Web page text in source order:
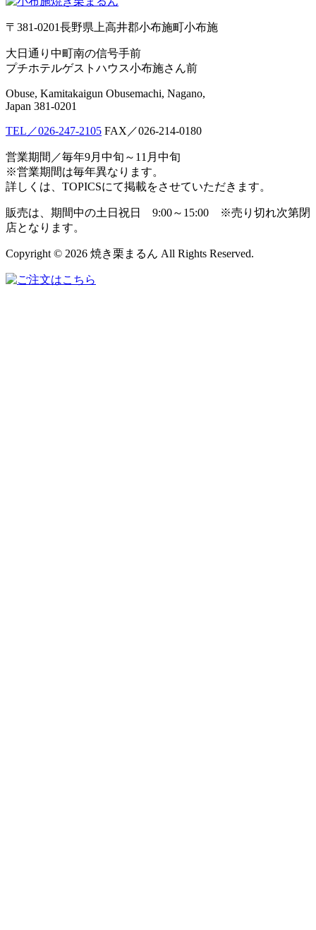
〒381-0201長野県上高井郡小布施町小布施
大日通り中町南の信号手前
プチホテルゲストハウス小布施さん前
Obuse, Kamitakaigun Obusemachi, Nagano,
Japan 381-0201
TEL／026-247-2105 FAX／026-214-0180
営業期間／毎年9月中旬～11月中旬
※営業期間は毎年異なります。
詳しくは、TOPICSにて掲載をさせていただきます。
販売は、期間中の土日祝日 9:00～15:00 ※売り切れ次第閉
店となります。
Copyright © 2026 焼き栗まるん All Rights Reserved.